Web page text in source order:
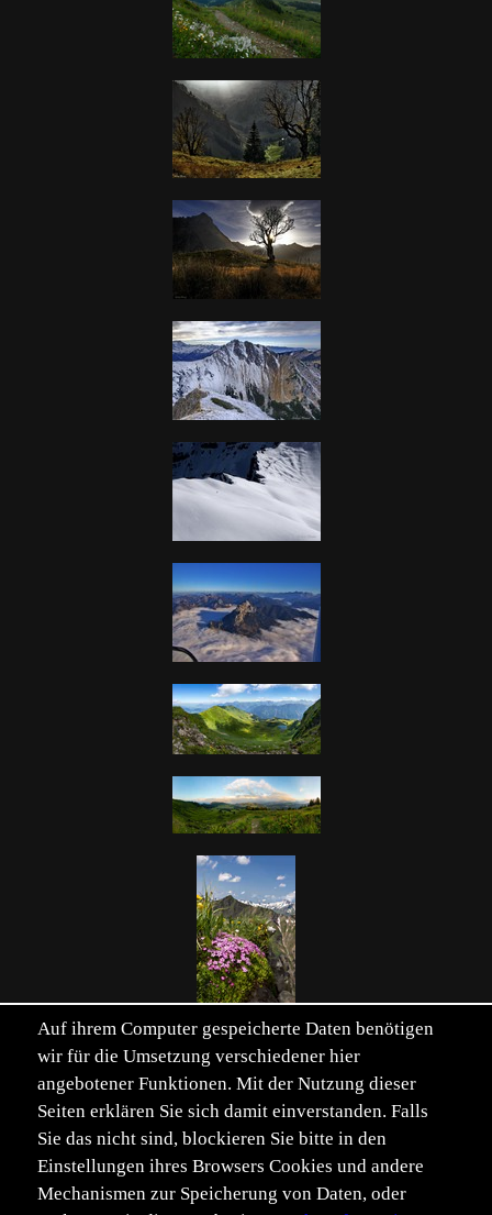
Einträge von 165. Seite 1 von 4.
Seite:Erste Zurück 1 2 3 4Vor Letzte
Auf ihrem Computer gespeicherte Daten benötigen
wir für die Umsetzung verschiedener hier
angebotener Funktionen. Mit der Nutzung dieser
Seiten erklären Sie sich damit einverstanden. Falls
Sie das nicht sind, blockieren Sie bitte in den
Einstellungen ihres Browsers Cookies und andere
Mechanismen zur Speicherung von Daten, oder